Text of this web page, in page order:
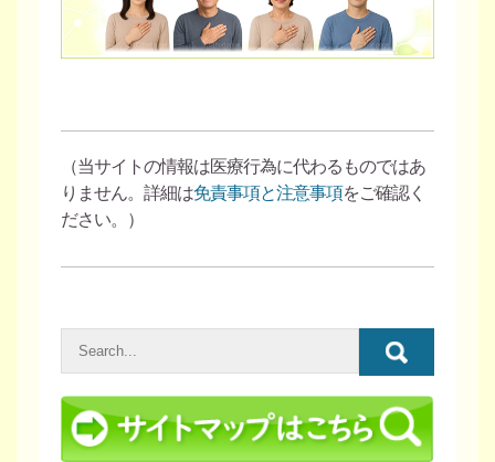
（当サイトの情報は医療行為に代わるものではあ
りません。詳細は免責事項と注意事項をご確認く
ださい。）